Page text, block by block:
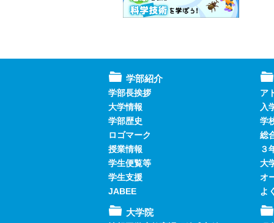
学部紹介
学部長挨拶
大学情報
学部歴史
ロゴマーク
授業情報
学生便覧等
学生支援
JABEE
大学院
ア
入
学
総
３
大
オ
よ